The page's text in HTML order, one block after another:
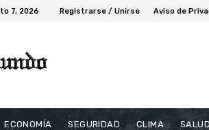
7, 2026 Registrarse / Unirse Aviso de
ECONOMÍA SEGURIDAD CLIMA SALUD